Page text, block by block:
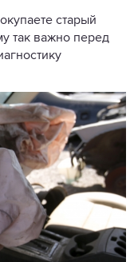
старый
так важно перед